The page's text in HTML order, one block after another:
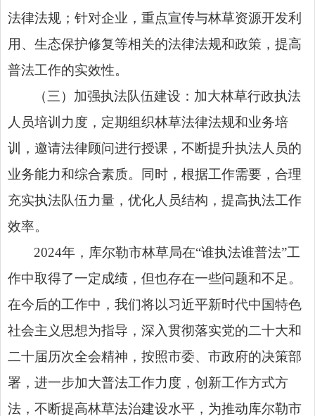
法律法规；针对企业，重点宣传与林草资源开发利
用、生态保护修复等相关的法律法规和政策，提高
普法工作的实效性。
（三）加强执法队伍建设：加大林草行政执法
人员培训力度，定期组织林草法律法规和业务培
训，邀请法律顾问进行授课，不断提升执法人员的
业务能力和综合素质。同时，根据工作需要，合理
充实执法队伍力量，优化人员结构，提高执法工作
效率。
2024年，库尔勒市林草局在“谁执法谁普法”工
作中取得了一定成绩，但也存在一些问题和不足。
在今后的工作中，我们将以习近平新时代中国特色
社会主义思想为指导，深入贯彻落实党的二十大和
二十届历次全会精神，按照市委、市政府的决策部
署，进一步加大普法工作力度，创新工作方式方
法，不断提高林草法治建设水平，为推动库尔勒市